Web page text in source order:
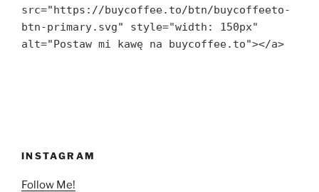
src="https://buycoffee.to/btn/buycoffeeto-
btn-primary.svg" style="width: 150px"
alt="Postaw mi kawę na buycoffee.to"></a>
INSTAGRAM
Follow Me!